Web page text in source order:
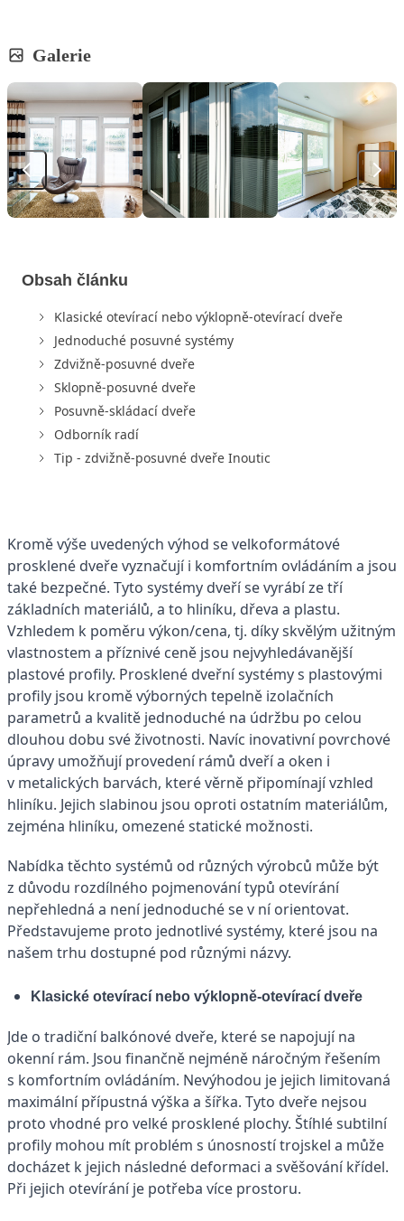
Galerie
Obsah článku
Klasické otevírací nebo výklopně-otevírací dveře
Jednoduché posuvné systémy
Zdvižně-posuvné dveře
Sklopně-posuvné dveře
Posuvně-skládací dveře
Odborník radí
Tip - zdvižně-posuvné dveře Inoutic
Kromě výše uvedených výhod se velkoformátové
prosklené dveře vyznačují i komfortním ovládáním a jsou
také bezpečné. Tyto systémy dveří se vyrábí ze tří
základních materiálů, a to hliníku, dřeva a plastu.
Vzhledem k poměru výkon/cena, tj. díky skvělým užitným
vlastnostem a příznivé ceně jsou nejvyhledávanější
plastové profily. Prosklené dveřní systémy s plastovými
profily jsou kromě výborných tepelně izolačních
parametrů a kvalitě jednoduché na údržbu po celou
dlouhou dobu své životnosti. Navíc inovativní povrchové
úpravy umožňují provedení rámů dveří a oken i
v metalických barvách, které věrně připomínají vzhled
hliníku. Jejich slabinou jsou oproti ostatním materiálům,
zejména hliníku, omezené statické možnosti.
Nabídka těchto systémů od různých výrobců může být
z důvodu rozdílného pojmenování typů otevírání
nepřehledná a není jednoduché se v ní orientovat.
Představujeme proto jednotlivé systémy, které jsou na
našem trhu dostupné pod různými názvy.
Klasické otevírací nebo výklopně-otevírací dveře
Jde o tradiční balkónové dveře, které se napojují na
okenní rám. Jsou finančně nejméně náročným řešením
s komfortním ovládáním. Nevýhodou je jejich limitovaná
maximální přípustná výška a šířka. Tyto dveře nejsou
proto vhodné pro velké prosklené plochy. Štíhlé subtilní
profily mohou mít problém s únosností trojskel a může
docházet k jejich následné deformaci a svěšování křídel.
Při jejich otevírání je potřeba více prostoru.